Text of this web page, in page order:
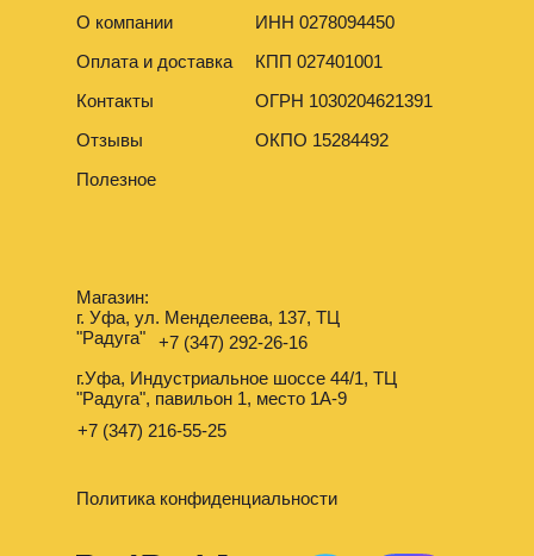
О компании
Оплата и доставка
Контакты
Отзывы
Полезное
ИНН 0278094450
КПП 027401001
ОГРН 1030204621391
ОКПО 15284492
Политика конфиденциальности
Магазин:
г. Уфа, ул. Менделеева, 137, ТЦ
"Радуга"
г.Уфа, Индустриальное шоссе 44/1, ТЦ
"Радуга", павильон 1, место 1А-9
+7 (347) 216-55-25
+7 (347) 292-26-16